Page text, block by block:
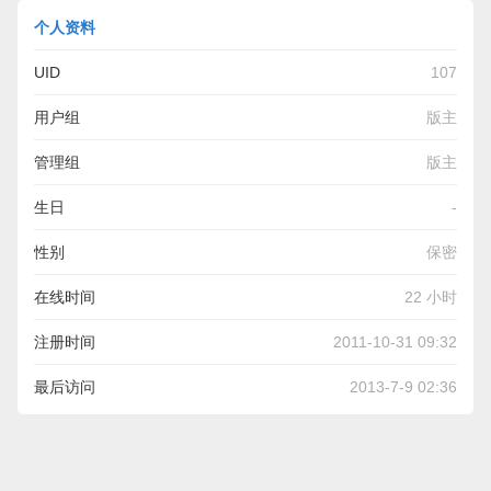
个人资料
UID 107
用户组 版主
管理组 版主
生日 -
性别 保密
在线时间 22 小时
注册时间 2011-10-31 09:32
最后访问 2013-7-9 02:36